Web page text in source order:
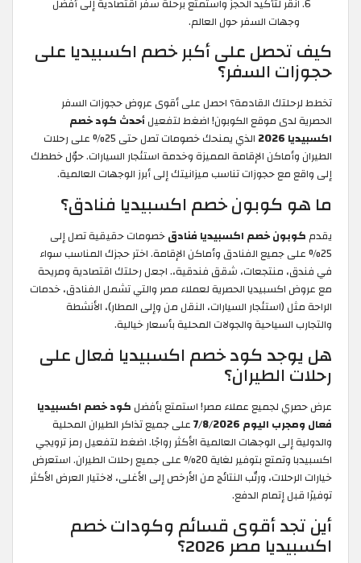
وجهات السفر حول العالم.
كيف تحصل على أكبر خصم اكسبيديا على
حجوزات السفر؟
تخطط لرحلتك القادمة؟ احصل على أقوى عروض حجوزات السفر
الحصرية لدى موقع الكوبون! اضغط لتفعيلأحدث كود خصم
اكسبيديا 2026
الذي يمنحك خصومات تصل حتى 25% على رحلات
الطيران وأماكن الإقامة المميزة وخدمة استئجار السيارات. حوّل خططك
إلى واقع مع حجوزات تناسب ميزانيتك إلى أبرز الوجهات العالمية.
ما هو كوبون خصم اكسبيديا فنادق؟
يقدم كوبون خصم اكسبيديا فنادقخصومات حقيقية تصل إلى
25% على جميع الفنادق وأماكن الإقامة. اختر حجزك المناسب سواء
في فندق، منتجعات، شقق فندقية،. اجعل رحلتك اقتصادية ومريحة
مع عروض اكسبيديا الحصرية لعملاء مصر والتي تشمل الفنادق، خدمات
الراحة مثل (استئجار السيارات، النقل من وإلى المطار)، الأنشطة
والتجارب السياحية والجولات المحلية بأسعار خيالية.
هل يوجد كود خصم اكسبيديا فعال على
رحلات الطيران؟
عرض حصري لجميع عملاء مصر! استمتع بأفضل كود خصم اكسبيديا
فعال ومجرب اليوم 7/8/2026
على جميع تذاكر الطيران المحلية
والدولية إلى الوجهات العالمية الأكثر رواجًا. اضغط لتفعيل رمز ترويجي
اكسبيدبا وتمتع بتوفير لغاية 20% على جميع رحلات الطيران. استعرض
خيارات الرحلات، ورتّب النتائج من الأرخص إلى الأغلى، لاختيار العرض الأكثر
توفيرًا قبل إتمام الدفع.
أين تجد أقوى قسائم وكودات خصم
اكسبيديا مصر 2026؟